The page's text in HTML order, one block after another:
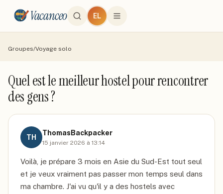
Vacanceo EL
Groupes/Voyage solo
Quel est le meilleur hostel pour rencontrer
des gens ?
TH
ThomasBackpacker
15 janvier 2026 à 13:14
Voilà, je prépare 3 mois en Asie du Sud-Est tout seul
et je veux vraiment pas passer mon temps seul dans
ma chambre. J'ai vu qu'il y a des hostels avec